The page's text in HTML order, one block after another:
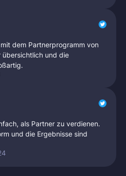
dem Partnerprogramm von
übersichtlich und die
als Partner zu verdienen.
und die Ergebnisse sind